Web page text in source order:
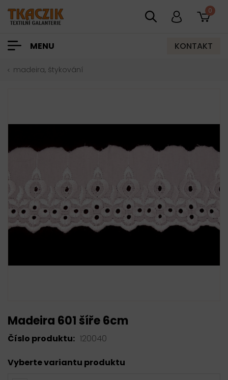
0
MENU KONTAKT
madeira, štykování
Madeira 601 šíře 6cm
Číslo produktu: 120040
Vyberte variantu produktu